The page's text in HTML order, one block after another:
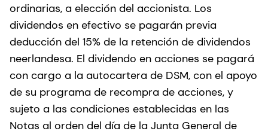
ordinarias, a elección del accionista. Los
dividendos en efectivo se pagarán previa
deducción del 15% de la retención de dividendos
neerlandesa. El dividendo en acciones se pagará
con cargo a la autocartera de DSM, con el apoyo
de su programa de recompra de acciones, y
sujeto a las condiciones establecidas en las
Notas al orden del día de la Junta General de